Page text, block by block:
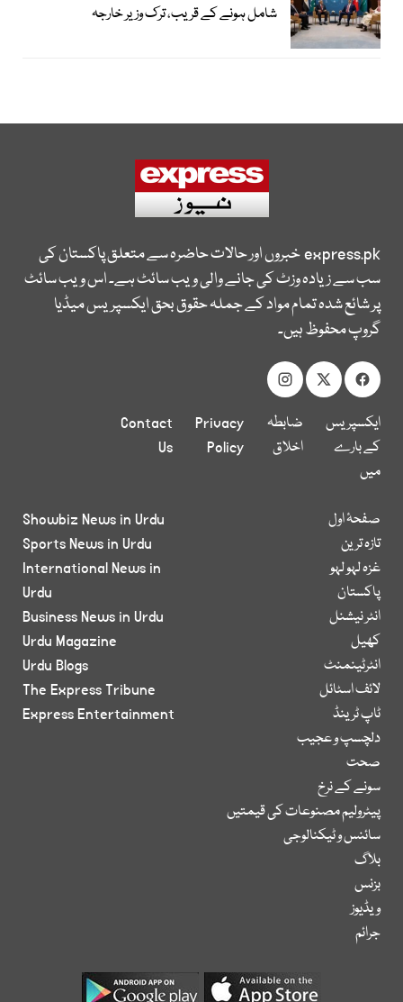
شامل ہونے کے قریب، ترک وزیر خارجہ
express.pkخبروں اور حالات حاضرہ سے متعلق پاکستان کی
سب سے زیادہ وزٹ کی جانے والی ویب سائٹ ہے۔ اس ویب سائٹ
پر شائع شدہ تمام مواد کے جملہ حقوق بحق ایکسپریس میڈیا
گروپ محفوظ ہیں۔
ایکسپریس
کے بارے
میں
ضابطہ
اخلاق
Privacy
Policy
Contact
Us
صفحۂ اول
تازہ ترین
غزہ لہو لہو
پاکستان
انٹر نیشنل
کھیل
انٹرٹینمنٹ
لائف اسٹائل
ٹاپ ٹرینڈ
دلچسپ و عجیب
صحت
سونے کے نرخ
پیٹرولیم مصنوعات کی قیمتیں
سائنس و ٹیکنالوجی
بلاگ
بزنس
ویڈیوز
جرائم
Showbiz News in Urdu
Sports News in Urdu
International News in
Urdu
Business News in Urdu
Urdu Magazine
Urdu Blogs
The Express Tribune
Express Entertainment